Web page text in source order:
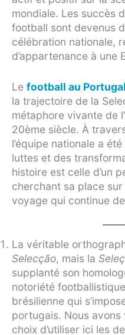
mondiale. Les succès
football sont devenus
célébration nationale,
d’appartenance à une
Le football au Portugal
la trajectoire de la
métaphore vivante de
20ème siècle. À
l’équipe nationale a
luttes et des
histoire est celle d’un
cherchant sa place
voyage qui continue
La véritable
Selecção, mais la
supplanté son
notoriété
brésilienne qui
portugais. Nous
choix d’utiliser ici les